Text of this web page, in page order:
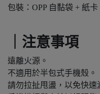
包裝：OPP 自黏袋 + 紙卡
｜注意事項
遠離火源。
不適用於半包式手機殼。
請勿拉扯甩盪，以免快速